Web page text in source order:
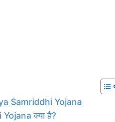
Samriddhi Yojana
क्या है?